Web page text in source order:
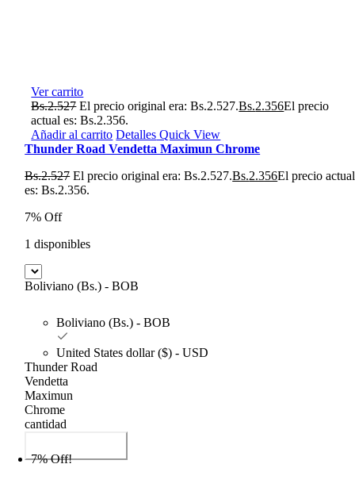
Ver carrito
Bs.2.527 El precio original era: Bs.2.527.Bs.2.356El precio
actual es: Bs.2.356.
Añadir al carrito Detalles Quick View
Thunder Road Vendetta Maximun Chrome
Bs.2.527 El precio original era: Bs.2.527.Bs.2.356El precio actual
es: Bs.2.356.
7% Off
1 disponibles
Boliviano (Bs.) - BOB
Boliviano (Bs.) - BOB
United States dollar ($) - USD
Thunder Road
Vendetta
Maximun
Chrome
cantidad
7% Off!